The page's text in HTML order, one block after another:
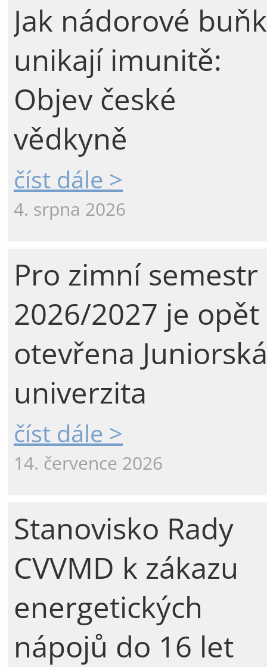
Jak nádorové
unikají imunitě:
Objev české
vědkyně
číst dále >
4. srpna 2026
Pro zimní semestr
2026/2027 je opět
otevřena Juniorská
univerzita
číst dále >
14. července 2026
Stanovisko Rady
CVVMD k zákazu
energetických
nápojů do 16 let